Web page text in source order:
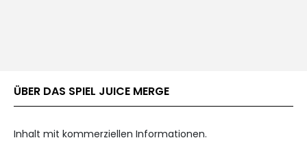
ÜBER DAS SPIEL JUICE MERGE
Inhalt mit kommerziellen Informationen.